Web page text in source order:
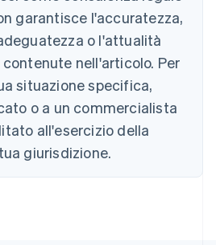
garantisce l'accuratezza,
o l'attualità
nell'articolo. Per
situazione specifica,
o a un commercialista
all'esercizio della
giurisdizione.
English